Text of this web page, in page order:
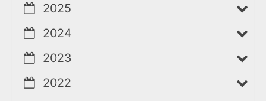
2025
2024
2023
2022